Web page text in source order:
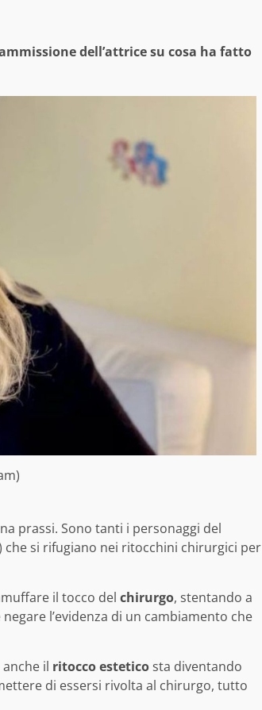
dell’attrice su cosa ha fatto
prassi. Sono tanti i personaggi del
si rifugiano nei ritocchini chirurgici per
il tocco del chirurgo, stentando a
l’evidenza di un cambiamento che
il ritocco esteticosta diventando
di essersi rivolta al chirurgo, tutto